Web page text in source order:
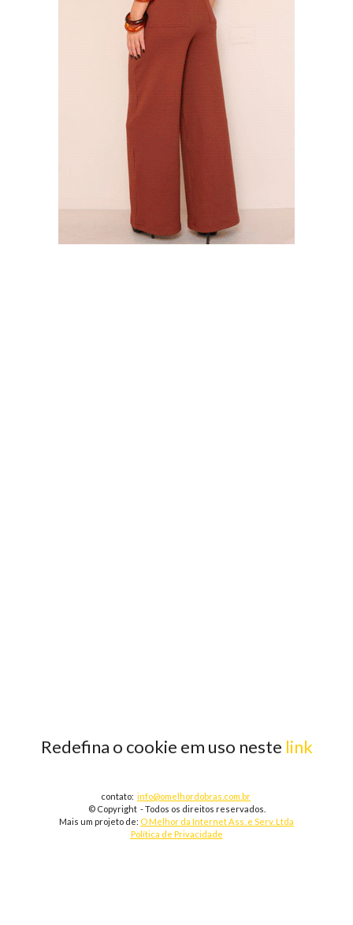
Redefina o cookie em uso neste link
contato: info@omelhordobras.com.br
© Copyright - Todos os direitos reservados.
Mais um projeto de: O Melhor da Internet Ass. e Serv. Ltda
Política de Privacidade